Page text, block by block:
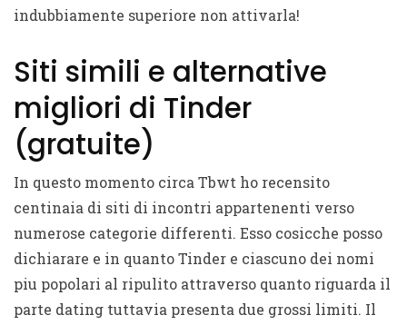
indubbiamente superiore non attivarla!
Siti simili e alternative
migliori di Tinder
(gratuite)
In questo momento circa Tbwt ho recensito
centinaia di siti di incontri appartenenti verso
numerose categorie differenti. Esso cosicche posso
dichiarare e in quanto Tinder e ciascuno dei nomi
piu popolari al ripulito attraverso quanto riguarda il
parte dating tuttavia presenta due grossi limiti. Il